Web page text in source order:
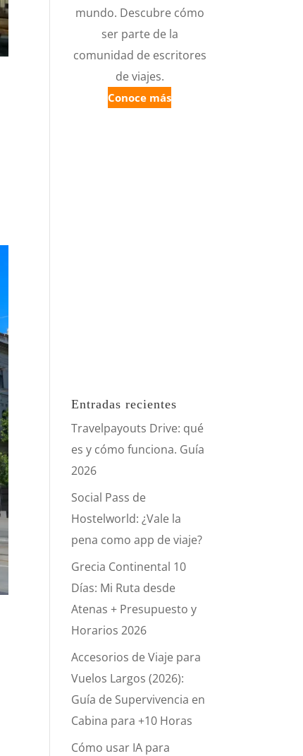
mundo. Descubre cómo
ser parte de la
comunidad de escritores
de viajes.
Conoce más
Entradas recientes
Travelpayouts Drive: qué
es y cómo funciona. Guía
2026
Social Pass de
Hostelworld: ¿Vale la
pena como app de viaje?
Grecia Continental 10
Días: Mi Ruta desde
Atenas + Presupuesto y
Horarios 2026
Accesorios de Viaje para
Vuelos Largos (2026):
Guía de Supervivencia en
Cabina para +10 Horas
Cómo usar IA para